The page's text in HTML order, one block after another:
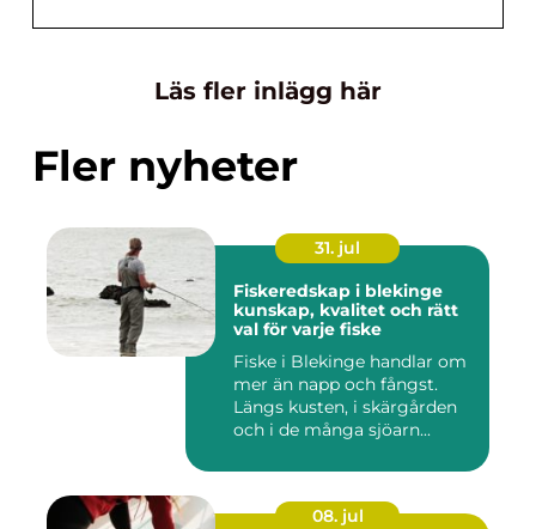
Läs fler inlägg här
Fler nyheter
31. jul
Fiskeredskap i blekinge
kunskap, kvalitet och rätt
val för varje fiske
Fiske i Blekinge handlar om
mer än napp och fångst.
Längs kusten, i skärgården
och i de många sjöarn...
08. jul